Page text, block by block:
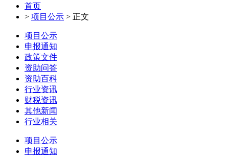
首页
> 项目公示 > 正文
项目公示
申报通知
政策文件
资助问答
资助百科
行业资讯
财税资讯
其他新闻
行业相关
项目公示
申报通知